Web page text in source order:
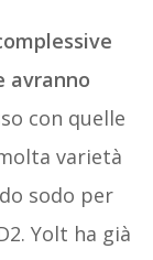
avranno
con quelle
varietà
sodo per
Yolt ha già